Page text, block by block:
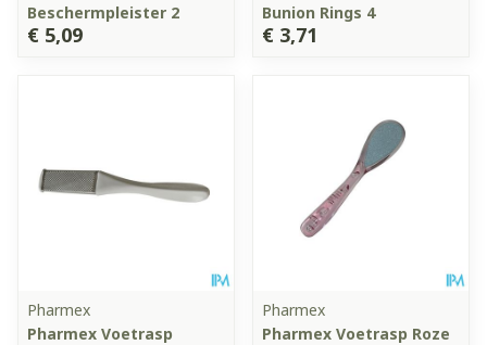
Beschermpleister 2
€ 5,09
Bunion Rings 4
€ 3,71
Pharmex
Pharmex Voetrasp
Pharmex
Pharmex Voetrasp Roze